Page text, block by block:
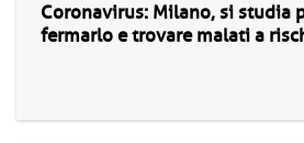
Coronavirus: Milano, si studia
fermarlo e trovare malati a